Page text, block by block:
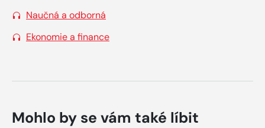
Naučná a odborná
Ekonomie a finance
Mohlo by se vám také líbit